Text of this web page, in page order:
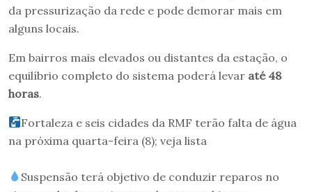
da pressurização da rede e pode demorar mais em
alguns locais.
Em bairros mais elevados ou distantes da estação, o
equilíbrio completo do sistema poderá levar até 48
horas.
Fortaleza e seis cidades da RMF terão falta de água
na próxima quarta-feira (8); veja lista
Suspensão terá objetivo de conduzir reparos no